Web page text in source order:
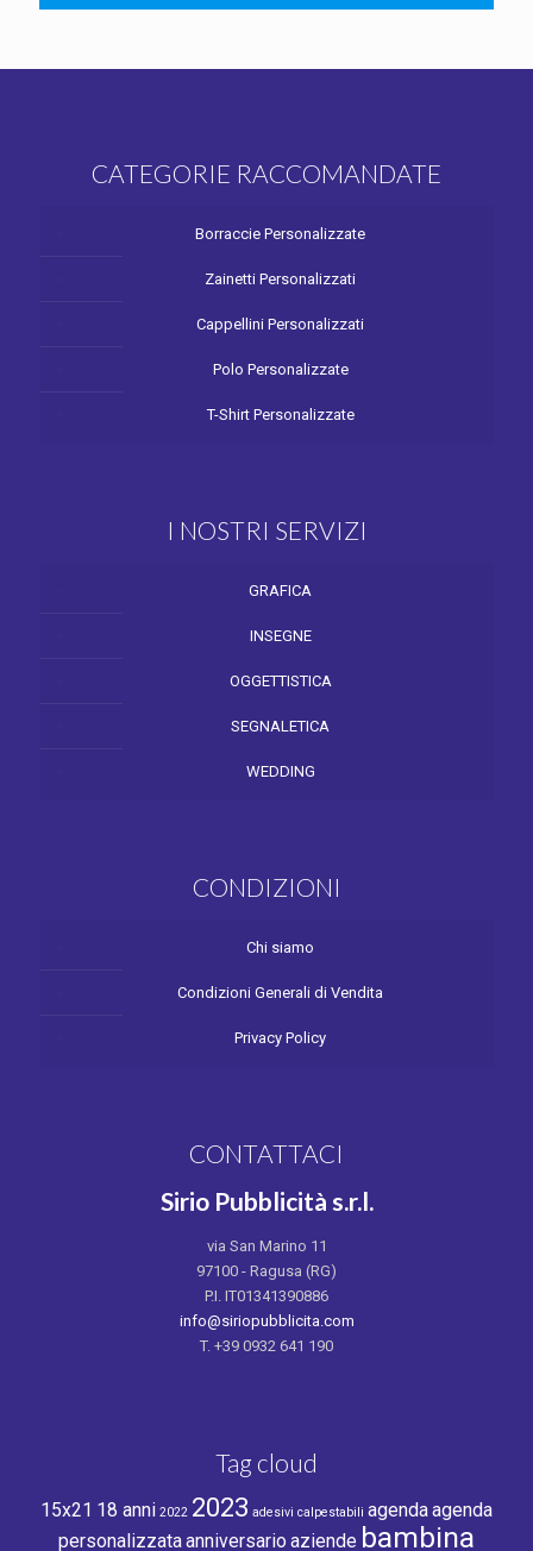
CATEGORIE RACCOMANDATE
Borraccie Personalizzate
Zainetti Personalizzati
Cappellini Personalizzati
Polo Personalizzate
T-Shirt Personalizzate
I NOSTRI SERVIZI
GRAFICA
INSEGNE
OGGETTISTICA
SEGNALETICA
WEDDING
CONDIZIONI
Chi siamo
Condizioni Generali di Vendita
Privacy Policy
CONTATTACI
Sirio Pubblicità s.r.l.
via San Marino 11
97100 - Ragusa (RG)
P.I. IT01341390886
info@siriopubblicita.com
T. +39 0932 641 190
Tag cloud
15x21 18 anni 2022 2023 adesivi calpestabili agendaagenda
personalizzataanniversario aziende bambina